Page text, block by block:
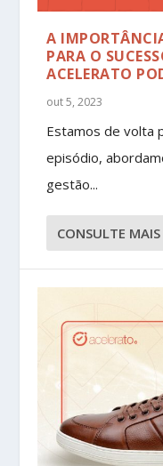
A
PARA O
ACELERATO
out 5, 2023
Estamos de volta
episódio,
gestão...
CONSULTE